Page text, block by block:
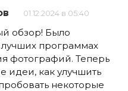
01.12.2024 в 05:40
обзор! Было
лучших программах
фотографий. Теперь
идеи, как улучшить
некоторые